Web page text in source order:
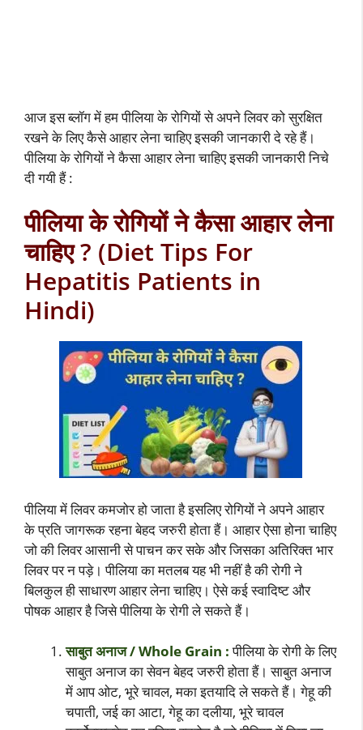
आज इस ब्लॉग में हम पीलिया के रोगियों से अपने लिवर को सुरक्षित
रखने के लिए कैसे आहार लेना चाहिए इसकी जानकारी दे रहे हैं।
पीलिया के रोगियों ने कैसा आहार लेना चाहिए इसकी जानकारी निचे
दी गयी हैं :
पीलिया के रोगियों ने कैसा आहार लेना
चाहिए ? (Diet Tips For
Hepatitis Patients in
Hindi)
पीलिया में लिवर कमजोर हो जाता है इसलिए रोगियों ने अपने आहार
के प्रति जागरूक रहना बेहद जरुरी होता हैं। आहार ऐसा होना चाहिए
जो की लिवर आसानी से पाचन कर सके और जिसका अतिरिक्त भार
लिवर पर न पड़े। पीलिया का मतलब यह भी नहीं है की रोगी ने
बिलकुल ही साधारण आहार लेना चाहिए। ऐसे कई स्वादिष्ट और
पोषक आहार है जिसे पीलिया के रोगी ले सकते हैं।
साबुत अनाज / Whole Grain :पीलिया के रोगी के लिए
साबुत अनाज का सेवन बेहद जरुरी होता हैं। साबुत अनाज
में आप ओट, भूरे चावल, मका इतयादि ले सकते हैं। गेहू की
चपाती, जई का आटा, गेहू का दलीया, भूरे चावल